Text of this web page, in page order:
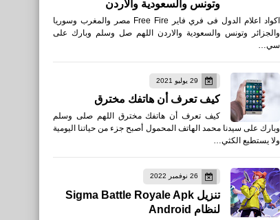
وتونس والسعودية والاردن
اكواد اعلام الدول فى فري فاير Free Fire مصر والمغرب وسوريا
والجزائر وتونس والسعودية والاردن اللهم صل وسلم وبارك على
سي…
29 يوليو 2021
كيف تعرف أن هاتفك مخترق
كيف تعرف أن هاتفك مخترق اللهم صلى وسلم
وبارك على سيدنا محمد الهاتف المحمول أصبح جزء من حياتنا اليومية
ولا يستطيع الكثي…
26 نوفمبر 2022
تنزيل Sigma Battle Royale Apk
لنظام Android
والأندرويد التحديث الجديد
العاب
تحميل لعبة World War 2 -
Battle Combat للأندرويد
XAPK